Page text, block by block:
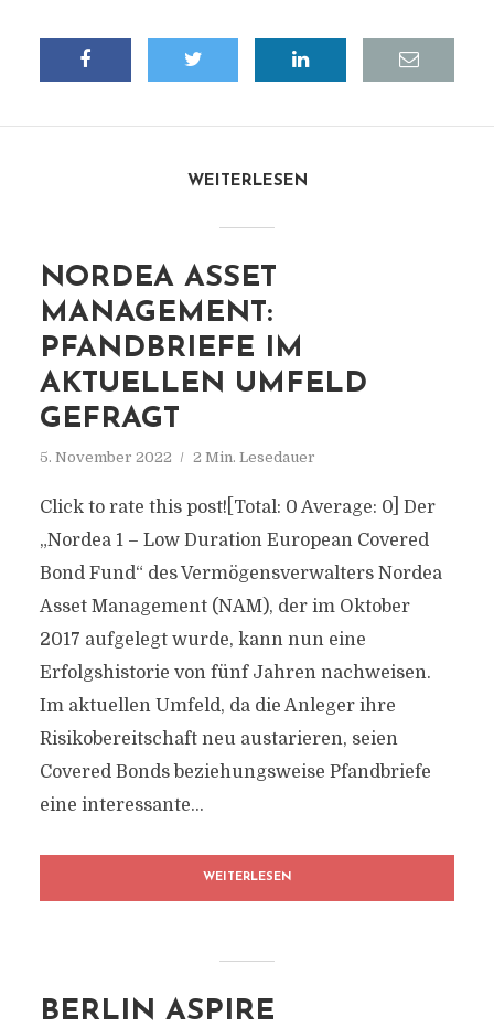
WEITERLESEN
NORDEA ASSET
MANAGEMENT:
PFANDBRIEFE IM
AKTUELLEN UMFELD
GEFRAGT
5. November 2022 2 Min. Lesedauer
Click to rate this post![Total: 0 Average: 0] Der
„Nordea 1 – Low Duration European Covered
Bond Fund“ des Vermögensverwalters Nordea
Asset Management (NAM), der im Oktober
2017 aufgelegt wurde, kann nun eine
Erfolgshistorie von fünf Jahren nachweisen.
Im aktuellen Umfeld, da die Anleger ihre
Risikobereitschaft neu austarieren, seien
Covered Bonds beziehungsweise Pfandbriefe
eine interessante...
WEITERLESEN
BERLIN ASPIRE